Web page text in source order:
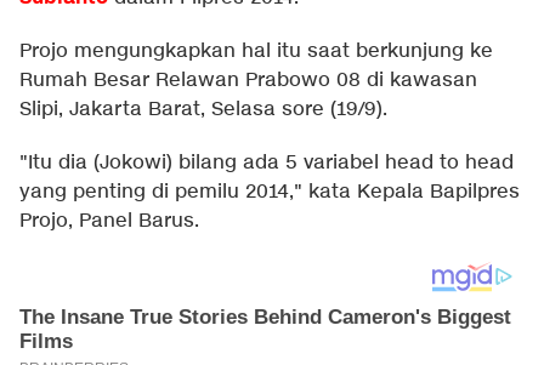
Projo mengungkapkan hal itu saat berkunjung ke
Rumah Besar Relawan Prabowo 08 di kawasan
Slipi, Jakarta Barat, Selasa sore (19/9).
"Itu dia (Jokowi) bilang ada 5 variabel head to head
yang penting di pemilu 2014," kata Kepala Bapilpres
Projo, Panel Barus.